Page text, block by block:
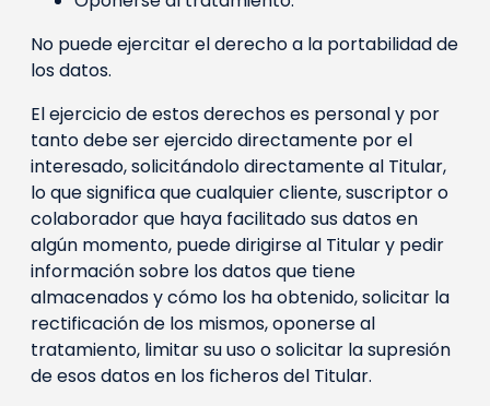
No puede ejercitar el derecho a la portabilidad de
los datos.
El ejercicio de estos derechos es personal y por
tanto debe ser ejercido directamente por el
interesado, solicitándolo directamente al Titular,
lo que significa que cualquier cliente, suscriptor o
colaborador que haya facilitado sus datos en
algún momento, puede dirigirse al Titular y pedir
información sobre los datos que tiene
almacenados y cómo los ha obtenido, solicitar la
rectificación de los mismos, oponerse al
tratamiento, limitar su uso o solicitar la supresión
de esos datos en los ficheros del Titular.